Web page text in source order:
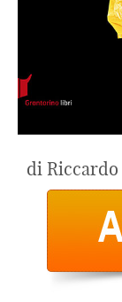
di Riccardo